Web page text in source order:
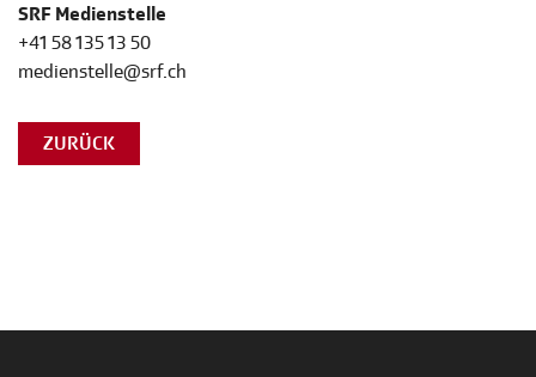
SRF Medienstelle
+41 58 135 13 50
medienstelle@srf.ch
ZURÜCK